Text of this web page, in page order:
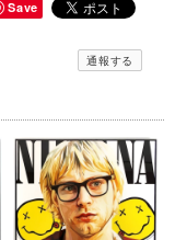
Save
通報する